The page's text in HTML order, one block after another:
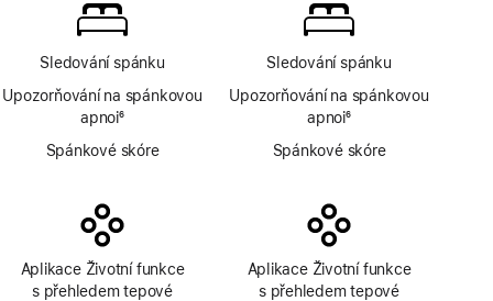
Sledování spánku
Upozorňování na spánkovou
apnoi
Poznámka
6
Spánkové skóre
Aplikace Životní funkce
s přehledem tepové
kyslíkem
Sledování spánku
Upozorňování na spánkovou
apnoi
Poznámka
6
Spánkové skóre
Aplikace Životní funkce
s přehledem tepové